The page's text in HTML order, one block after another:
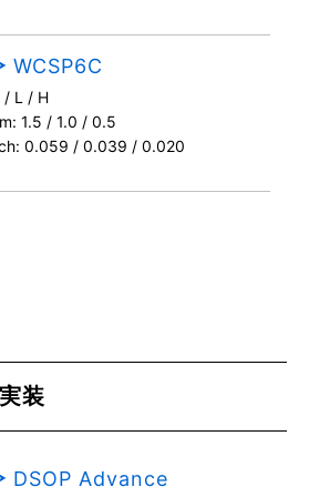
WCSP6C
/ L / H
1.5 / 1.0 / 0.5
0.059 / 0.039 / 0.020
装
DSOP Advance